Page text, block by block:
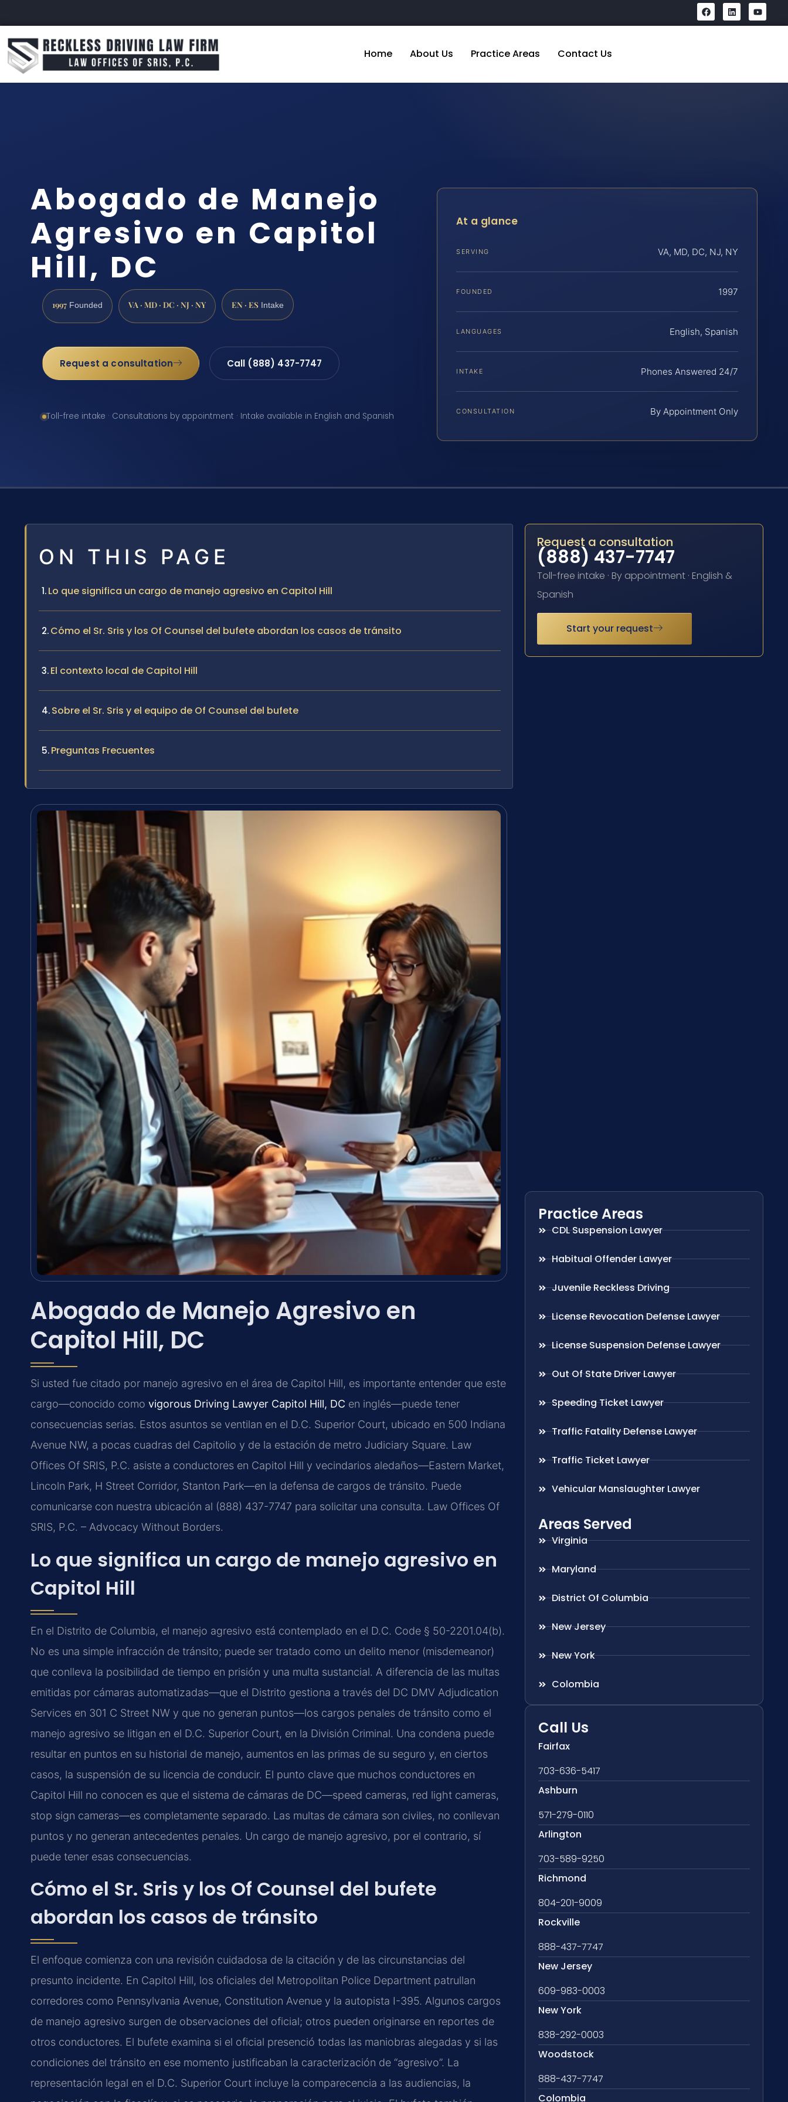
Home About Us Practice Areas Contact Us
Abogado de Manejo
Agresivo en Capitol
Hill, DC
1997 Founded VA · MD · DC · NJ · NY EN · ES Intake
Request a consultation Call (888) 437-7747
Toll-free intake · Consultations by appointment · Intake available in English and Spanish
At a glance
SERVING VA, MD, DC, NJ, NY
FOUNDED 1997
LANGUAGES English, Spanish
INTAKE Phones Answered 24/7
CONSULTATION By Appointment Only
ON THIS PAGE
Lo que significa un cargo de manejo agresivo en Capitol Hill
Cómo el Sr. Sris y los Of Counsel del bufete abordan los casos de tránsito
El contexto local de Capitol Hill
Sobre el Sr. Sris y el equipo de Of Counsel del bufete
Preguntas Frecuentes
Abogado de Manejo Agresivo en
Capitol Hill, DC
Si usted fue citado por manejo agresivo en el área de Capitol Hill, es importante entender que este
cargo—conocido como vigorous Driving Lawyer Capitol Hill, DC en inglés—puede tener
consecuencias serias. Estos asuntos se ventilan en el D.C. Superior Court, ubicado en 500 Indiana
Avenue NW, a pocas cuadras del Capitolio y de la estación de metro Judiciary Square. Law
Offices Of SRIS, P.C. asiste a conductores en Capitol Hill y vecindarios aledaños—Eastern Market,
Lincoln Park, H Street Corridor, Stanton Park—en la defensa de cargos de tránsito. Puede
comunicarse con nuestra ubicación al (888) 437-7747 para solicitar una consulta. Law Offices Of
SRIS, P.C. – Advocacy Without Borders.
Lo que significa un cargo de manejo agresivo en
Capitol Hill
En el Distrito de Columbia, el manejo agresivo está contemplado en el D.C. Code § 50-2201.04(b).
No es una simple infracción de tránsito; puede ser tratado como un delito menor (misdemeanor)
que conlleva la posibilidad de tiempo en prisión y una multa sustancial. A diferencia de las multas
emitidas por cámaras automatizadas—que el Distrito gestiona a través del DC DMV Adjudication
Services en 301 C Street NW y que no generan puntos—los cargos penales de tránsito como el
manejo agresivo se litigan en el D.C. Superior Court, en la División Criminal. Una condena puede
resultar en puntos en su historial de manejo, aumentos en las primas de su seguro y, en ciertos
casos, la suspensión de su licencia de conducir. El punto clave que muchos conductores en
Capitol Hill no conocen es que el sistema de cámaras de DC—speed cameras, red light cameras,
stop sign cameras—es completamente separado. Las multas de cámara son civiles, no conllevan
puntos y no generan antecedentes penales. Un cargo de manejo agresivo, por el contrario, sí
puede tener esas consecuencias.
Cómo el Sr. Sris y los Of Counsel del bufete
abordan los casos de tránsito
El enfoque comienza con una revisión cuidadosa de la citación y de las circunstancias del
presunto incidente. En Capitol Hill, los oficiales del Metropolitan Police Department patrullan
corredores como Pennsylvania Avenue, Constitution Avenue y la autopista I-395. Algunos cargos
de manejo agresivo surgen de observaciones del oficial; otros pueden originarse en reportes de
otros conductores. El bufete examina si el oficial presenció todas las maniobras alegadas y si las
condiciones del tránsito en ese momento justificaban la caracterización de “agresivo”. La
representación legal en el D.C. Superior Court incluye la comparecencia a las audiencias, la
Request a consultation
(888) 437-7747
Toll-free intake · By appointment · English &
Spanish
Start your request
Practice Areas
CDL Suspension Lawyer
Habitual Offender Lawyer
Juvenile Reckless Driving
License Revocation Defense Lawyer
License Suspension Defense Lawyer
Out Of State Driver Lawyer
Speeding Ticket Lawyer
Traffic Fatality Defense Lawyer
Traffic Ticket Lawyer
Vehicular Manslaughter Lawyer
Areas Served
Virginia
Maryland
District Of Columbia
New Jersey
New York
Colombia
Call Us
Fairfax
703-636-5417
Ashburn
571-279-0110
Arlington
703-589-9250
Richmond
804-201-9009
Rockville
888-437-7747
New Jersey
609-983-0003
New York
838-292-0003
Woodstock
888-437-7747
Colombia